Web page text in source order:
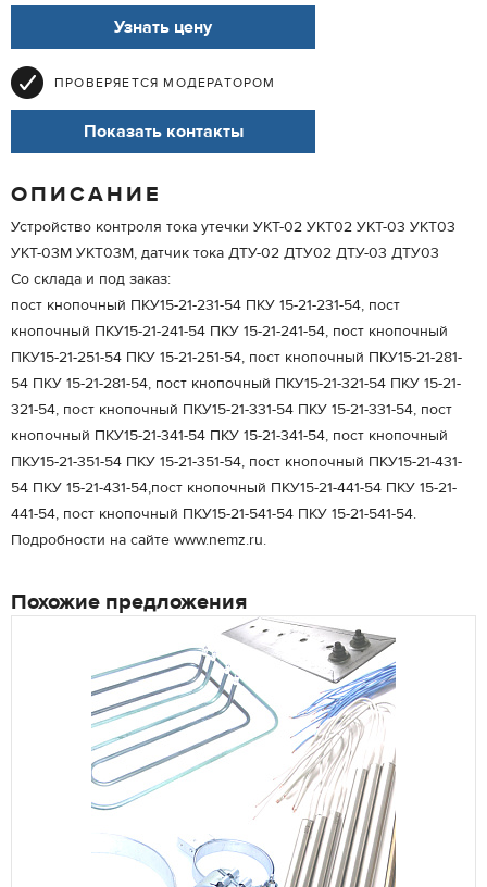
Узнать цену
ПРОВЕРЯЕТСЯ МОДЕРАТОРОМ
Показать контакты
ОПИСАНИЕ
Устройство контроля тока утечки УКТ-02 УКТ02 УКТ-03 УКТ03
УКТ-03М УКТ03М, датчик тока ДТУ-02 ДТУ02 ДТУ-03 ДТУ03
Со склада и под заказ:
пост кнопочный ПКУ15-21-231-54 ПКУ 15-21-231-54, пост
кнопочный ПКУ15-21-241-54 ПКУ 15-21-241-54, пост кнопочный
ПКУ15-21-251-54 ПКУ 15-21-251-54, пост кнопочный ПКУ15-21-281-
54 ПКУ 15-21-281-54, пост кнопочный ПКУ15-21-321-54 ПКУ 15-21-
321-54, пост кнопочный ПКУ15-21-331-54 ПКУ 15-21-331-54, пост
кнопочный ПКУ15-21-341-54 ПКУ 15-21-341-54, пост кнопочный
ПКУ15-21-351-54 ПКУ 15-21-351-54, пост кнопочный ПКУ15-21-431-
54 ПКУ 15-21-431-54,пост кнопочный ПКУ15-21-441-54 ПКУ 15-21-
441-54, пост кнопочный ПКУ15-21-541-54 ПКУ 15-21-541-54.
Подробности на сайте www.nemz.ru.
Похожие предложения